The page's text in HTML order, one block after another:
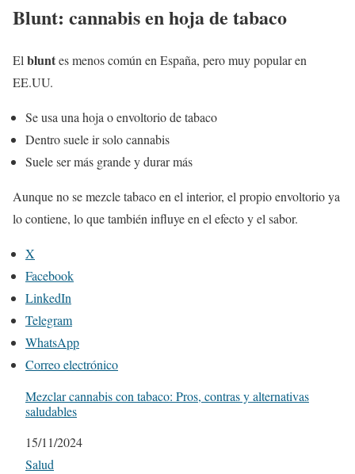
Blunt: cannabis en hoja de tabaco
Elbluntes menos común en España, pero muy popular en
EE.UU.
Se usa una hoja o envoltorio de tabaco
Dentro suele ir solo cannabis
Suele ser más grande y durar más
Aunque no se mezcle tabaco en el interior, el propio envoltorio ya
lo contiene, lo que también influye en el efecto y el sabor.
X
Facebook
LinkedIn
Telegram
WhatsApp
Correo electrónico
Mezclar cannabis con tabaco: Pros, contras y alternativas
saludables
Fecha
15/11/2024
Respecto a
Salud